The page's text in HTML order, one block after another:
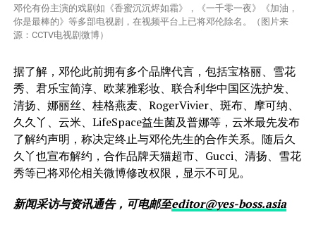
邓伦有份主演的戏剧如《香蜜沉沉烬如霜》，《一千零一夜》《加油，
你是最棒的》等多部电视剧，在视频平台上已将邓伦除名。（图片来
源：CCTV电视剧微博）
据了解，邓伦此前拥有多个品牌代言，包括宝格丽、雪花
秀、君乐宝简淳、欧莱雅彩妆、联合利华中国区洗护发、
清扬、娜丽丝、桂格燕麦、RogerVivier、斑布、摩可纳、
久久丫、云米、LifeSpace益生菌及普娜等，云米最先发布
了解约声明，称决定终止与邓伦先生的合作关系。随后久
久丫也宣布解约，合作品牌天猫超市、Gucci、清扬、雪花
秀等已将邓伦相关微博修改权限，显示不可见。
新闻采访与资讯通告，可电邮至editor@yes-boss.asia